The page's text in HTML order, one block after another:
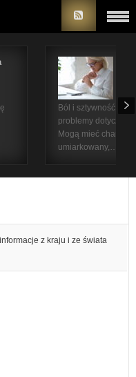
Ból i sztywność
problemy
Mogą mieć
umiarkowany,…
z kraju i ze świata